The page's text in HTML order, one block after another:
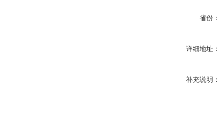
省份
详细地址
补充说明